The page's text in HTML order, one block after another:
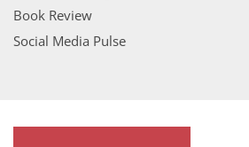
Book Review
Social Media Pulse